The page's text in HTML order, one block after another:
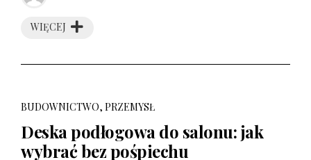
WIĘCEJ
BUDOWNICTWO, PRZEMYSŁ
Deska podłogowa do salonu: jak
wybrać bez pośpiechu